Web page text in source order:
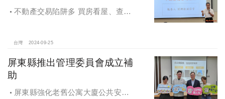
不動產交易陷阱多 買房看屋、查
台灣 2024-09-25
屏東縣推出管理委員會成立補
助
屏東縣強化老舊公寓大廈公共安全